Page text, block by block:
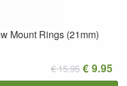
Mount Rings (21mm)
€ 15.95 € 9.95